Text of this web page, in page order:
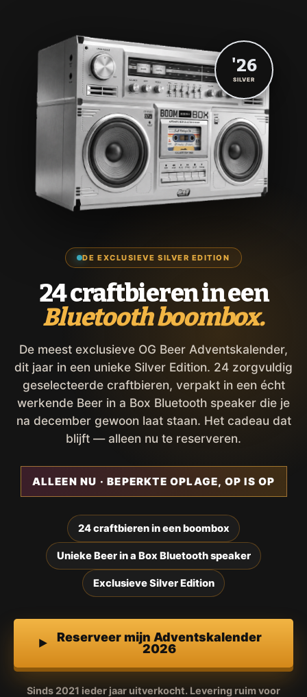
DE EXCLUSIEVE SILVER EDITION
24 craftbieren in een
Bluetooth boombox.
De meest exclusieve OG Beer Adventskalender,
dit jaar in een unieke Silver Edition. 24 zorgvuldig
geselecteerde craftbieren, verpakt in een écht
werkende Beer in a Box Bluetooth speaker die je
na december gewoon laat staan. Het cadeau dat
blijft — alleen nu te reserveren.
ALLEEN NU · BEPERKTE OPLAGE, OP IS OP
24 craftbieren in een boombox
Unieke Beer in a Box Bluetooth speaker
Exclusieve Silver Edition
Reserveer mijn Adventskalender
2026
Sinds 2021 ieder jaar uitverkocht. Levering ruim voor
'26
SILVER